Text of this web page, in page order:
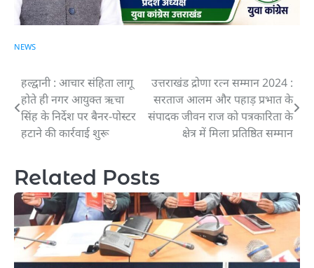
NEWS
Post
navigation
हल्द्वानी : आचार संहिता लागू
होते ही नगर आयुक्त ऋचा
सिंह के निर्देश पर बैनर-पोस्टर
हटाने की कार्रवाई शुरू
उत्तराखंड द्रोणा रत्न सम्मान 2024 :
सरताज आलम और पहाड़ प्रभात के
संपादक जीवन राज को पत्रकारिता के
क्षेत्र में मिला प्रतिष्ठित सम्मान
Related Posts